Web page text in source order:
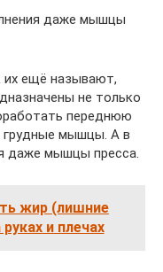
даже мышцы
их ещё называют,
не только
переднюю
грудные мышцы. А в
даже мышцы пресса.
жир (лишние
и плечах